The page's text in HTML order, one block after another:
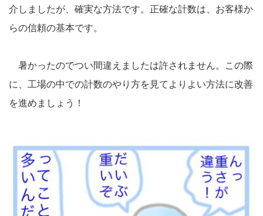
介しましたが、確実な方法です。正確な計数は、お客様か
らの信頼の基本です。
暑かったのでつい間違えましたは許されません。この際
に、工場の中での計数のやり方を見てよりよい方法に改善
を進めましょう！